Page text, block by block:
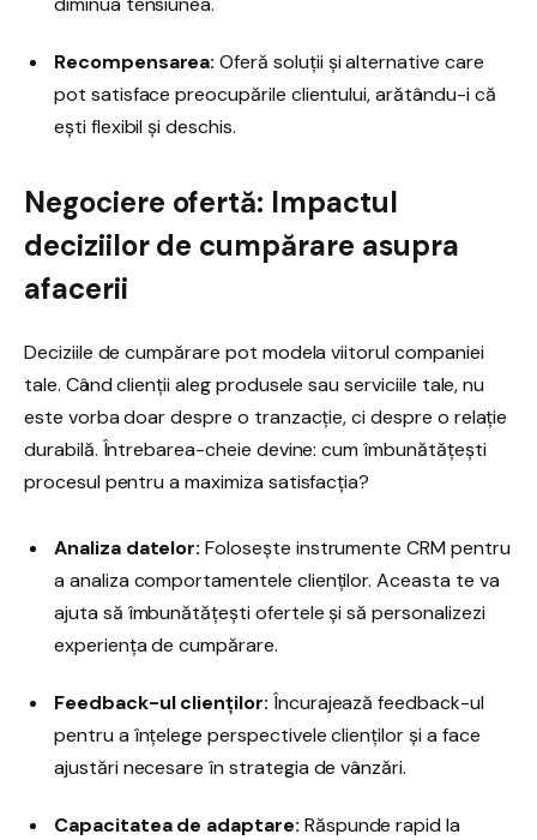
Recompensarea: Oferă soluții și alternative care
pot satisface preocupările clientului, arătându-i că
ești flexibil și deschis.
Negociere ofertă: Impactul
deciziilor de cumpărare asupra
afacerii
Deciziile de cumpărare pot modela viitorul companiei
tale. Când clienții aleg produsele sau serviciile tale, nu
este vorba doar despre o tranzacție, ci despre o relație
durabilă. Întrebarea-cheie devine: cum îmbunătățești
procesul pentru a maximiza satisfacția?
Analiza datelor: Folosește instrumente CRM pentru
a analiza comportamentele clienților. Aceasta te va
ajuta să îmbunătățești ofertele și să personalizezi
experiența de cumpărare.
Feedback-ul clienților: Încurajează feedback-ul
pentru a înțelege perspectivele clienților și a face
ajustări necesare în strategia de vânzări.
Capacitatea de adaptare: Răspunde rapid la